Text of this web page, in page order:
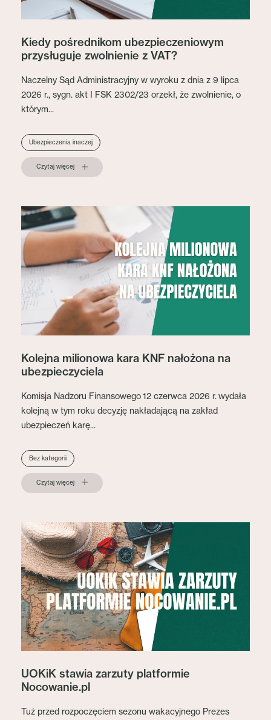
Kiedy pośrednikom ubezpieczeniowym
przysługuje zwolnienie z VAT?
Naczelny Sąd Administracyjny w wyroku z dnia z 9 lipca
2026 r., sygn. akt I FSK 2302/23 orzekł, że zwolnienie, o
którym...
Ubezpieczenia inaczej
Czytaj więcej
Kolejna milionowa kara KNF nałożona na
ubezpieczyciela
Komisja Nadzoru Finansowego 12 czerwca 2026 r. wydała
kolejną w tym roku decyzję nakładającą na zakład
ubezpieczeń karę...
Bez kategorii
Czytaj więcej
UOKiK stawia zarzuty platformie
Nocowanie.pl
Tuż przed rozpoczęciem sezonu wakacyjnego Prezes